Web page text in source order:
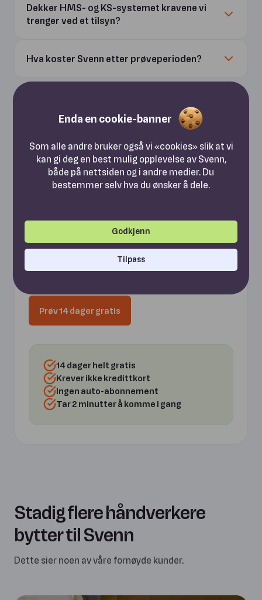
Dekker HMS- og KS-systemet kravene vi
trenger ved et tilsyn?
Hva koster Svenn etter prøveperioden?
Ingen grunn til
"byttefrykt"
ut oppsigelsestiden så du slipper å betale
dobbelt, og gratis bistand med oppsett slik at
din bedrift er oppe og går med Svenn på null
komma niks.
Prøv 14 dager gratis
14 dager helt gratis
Krever ikke kredittkort
Ingen auto-abonnement
Tar 2 minutter å komme i gang
Stadig flere håndverkere
bytter til Svenn
Dette sier noen av våre fornøyde kunder.
Enda en cookie-banner
Som alle andre bruker også vi «cookies» slik at vi
kan gi deg en best mulig opplevelse av Svenn,
både på nettsiden og i andre medier. Du
bestemmer selv hva du ønsker å dele.
Godkjenn
Tilpass